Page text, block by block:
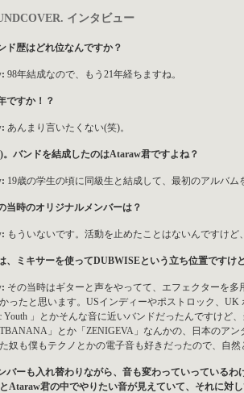
インタビュー
ド歴はどれ位なんですか？
98年結成なので、もう21年経ちますね。
ですか！？
あんまり言いたくない(笑)。
バンドを結成したのはAtaraw君ですよね？
19歳の学生の頃に同級生と結成して、最初のアルバム
当時のオリジナルメンバーは？
もういないです。活動を止めたことはないんですけど
、ミキサーを使ってDUBWISEという立ち位置ですけ
その当時はギターと声をやってて、エフェクターを
ったと思います。USインディーやポストロック、
Youth 」とかそんな音に近いバンドだったんですけど
」とか「ZENIGEVA」なんかの、日本のア
奴も僕もテクノとかの電子音も好きだったので、自然
バーも入れ替わりながら、音も変わっていっているわ
Ataraw君の中でやりたい音が見えていて、それに対